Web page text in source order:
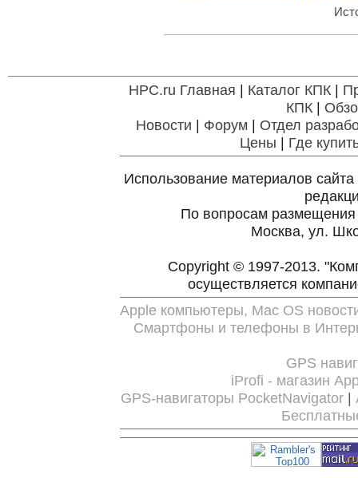
HPC.ru Главная | Каталог КПК|
КПК|
Новости | Форум | Отдел
Цены | Где
Использование материалов
По вопросам
Москва, ул.
Copyright © 1997-2013.
осуществляется
Apple компьютеры, Mac OS
Смартфоны и телефоны в
GPS
iProfi - магазин
GPS-навигаторы PocketNavigator |